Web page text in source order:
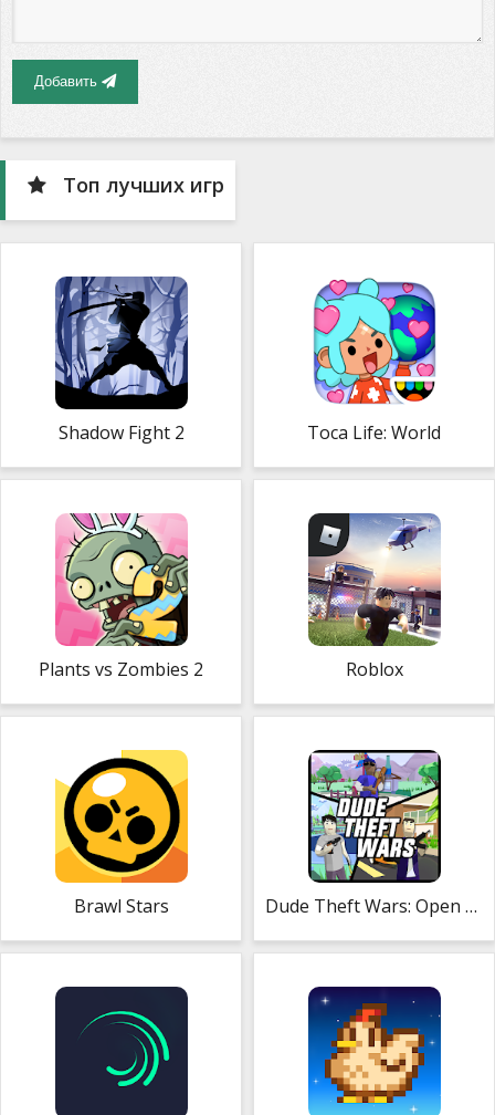
Добавить
Топ лучших игр
Shadow Fight 2 Toca Life: World
Plants vs Zombies 2 Roblox
Brawl Stars Dude Theft Wars: Open World Sandbox Simulator